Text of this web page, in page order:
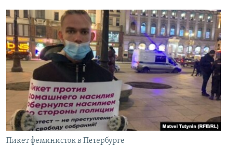
Пикет феминисток в Петербурге